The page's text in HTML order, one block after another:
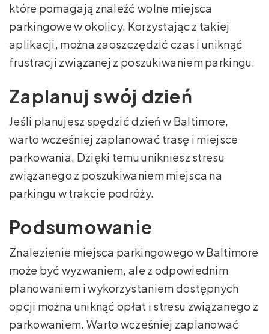
które pomagają znaleźć wolne miejsca
parkingowe w okolicy. Korzystając z takiej
aplikacji, można zaoszczędzić czas i uniknąć
frustracji związanej z poszukiwaniem parkingu.
Zaplanuj swój dzień
Jeśli planujesz spędzić dzień w Baltimore,
warto wcześniej zaplanować trasę i miejsce
parkowania. Dzięki temu unikniesz stresu
związanego z poszukiwaniem miejsca na
parkingu w trakcie podróży.
Podsumowanie
Znalezienie miejsca parkingowego w Baltimore
może być wyzwaniem, ale z odpowiednim
planowaniem i wykorzystaniem dostępnych
opcji można uniknąć opłat i stresu związanego z
parkowaniem. Warto wcześniej zaplanować